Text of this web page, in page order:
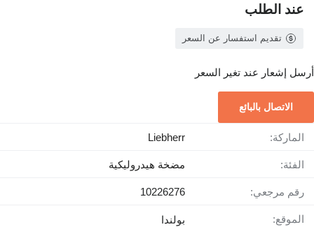
عند الطلب
تقديم استفسار عن السعر
أرسل إشعار عند تغير السعر
الاتصال بالبائع
الماركة: Liebherr
الفئة: مضخة هيدروليكية
رقم مرجعي: 10226276
الموقع:
بولندا